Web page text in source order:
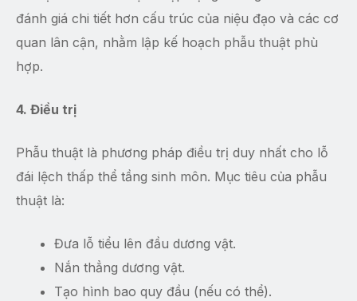
đánh giá chi tiết hơn cấu trúc của niệu đạo và các cơ
quan lân cận, nhằm lập kế hoạch phẫu thuật phù
hợp.
4. Điều trị
Phẫu thuật là phương pháp điều trị duy nhất cho lỗ
đái lệch thấp thể tầng sinh môn. Mục tiêu của phẫu
thuật là:
Đưa lỗ tiểu lên đầu dương vật.
Nắn thẳng dương vật.
Tạo hình bao quy đầu (nếu có thể).